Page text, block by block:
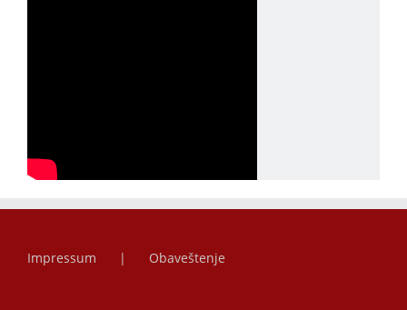
Impressum Obaveštenje